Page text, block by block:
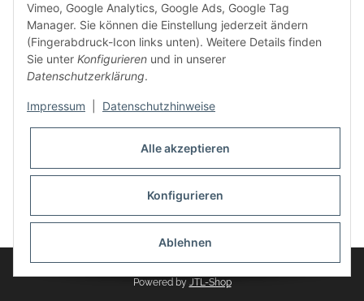
dasMOBILWERK® ist seit der Gründung ein
Familienunternehmen, welches sich seit 2010 auf
Wachstumskurs befindet. Hier haben Sie zu den üblichen
Geschäftszeiten immer einen persönlichen Ansprechpartner,
sofern Sie Fragen rund um die Produkte von dasMOBILWERK
* Alle Preise inkl. gesetzlicher USt., zzgl.Versand
Powered by JTL-Shop
Vimeo, Google Analytics, Google Ads, Google Tag
Manager. Sie können die Einstellung jederzeit ändern
(Fingerabdruck-Icon links unten). Weitere Details finden
Sie unter Konfigurieren und in unserer
Datenschutzerklärung.
Impressum Datenschutzhinweise
Alle akzeptieren
Konfigurieren
Ablehnen